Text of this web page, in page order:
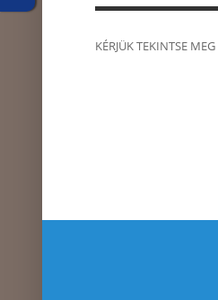
KÉRJÜK TEKINTSE